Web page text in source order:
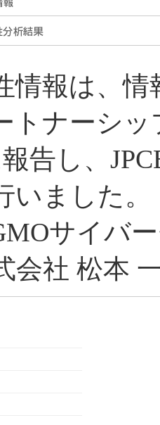
情報は、
トナーシ
告し、
いました。
サイバ
会社 松本